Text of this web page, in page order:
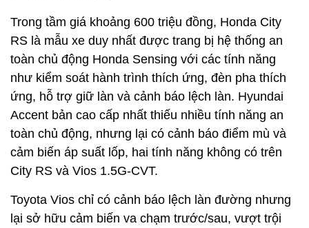
Trong tầm giá khoảng 600 triệu đồng, Honda City
RS là mẫu xe duy nhất được trang bị hệ thống an
toàn chủ động Honda Sensing với các tính năng
như kiểm soát hành trình thích ứng, đèn pha thích
ứng, hỗ trợ giữ làn và cảnh báo lệch làn. Hyundai
Accent bản cao cấp nhất thiếu nhiều tính năng an
toàn chủ động, nhưng lại có cảnh báo điểm mù và
cảm biến áp suất lốp, hai tính năng không có trên
City RS và Vios 1.5G-CVT.
Toyota Vios chỉ có cảnh báo lệch làn đường nhưng
lại sở hữu cảm biến va chạm trước/sau, vượt trội